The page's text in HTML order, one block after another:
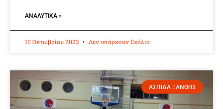
ΑΝΑΛΥΤΙΚΆ »
10 Οκτωβρίου 2023 Δεν υπάρχουν Σχόλια
ΑΣΠΙΔΑ ΞΑΝΘΗΣ